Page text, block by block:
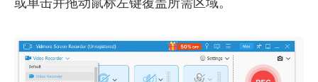
或单击并拖动鼠标左键覆盖所需区域。